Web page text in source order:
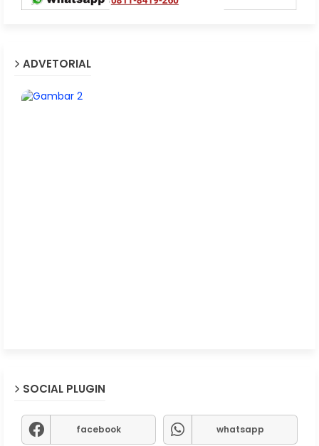
ADVETORIAL
SOCIAL PLUGIN
facebook whatsapp